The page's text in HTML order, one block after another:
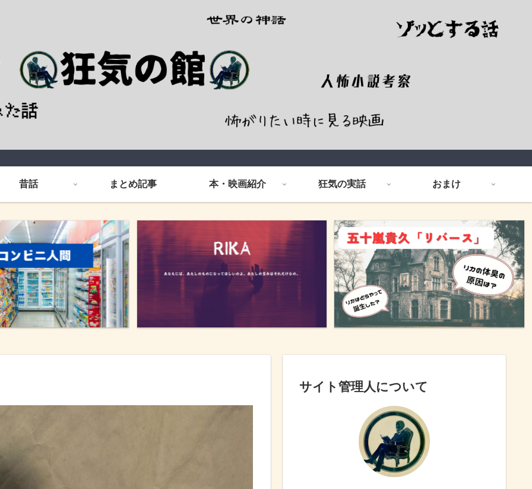
昔話 まとめ記事 本・映画紹介 狂気の実話 おまけ
サイト管理人について